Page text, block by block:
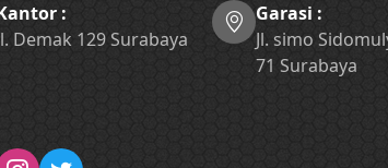
:
Demak 129 Surabaya
Garasi :
Jl. simo
71 Surabaya